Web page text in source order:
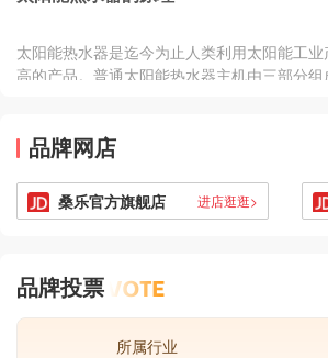
等等非常多，但电
人选择，主要是价格
太阳能热水器是迄今为止人类利用太阳能工
高的产品。普通太阳能热水器主机由三部分组
品牌网店
桑乐官方旗舰店 进店逛逛>
品牌投票
所属行业